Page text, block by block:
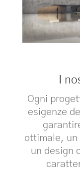
I
Ogni
esigenze
ottimale, un
un design